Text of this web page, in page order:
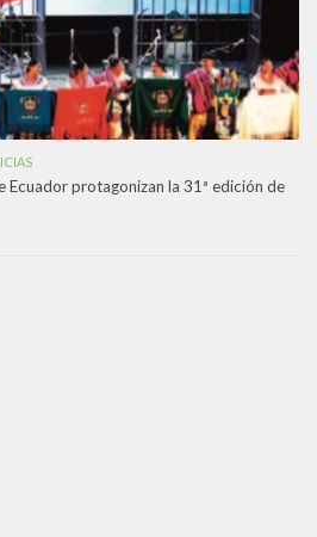
Ecuador protagonizan la 31ª edición de